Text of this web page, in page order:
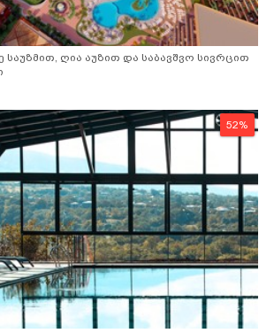
საუზმით, ღია აუზით და საბავშვო სივრცით
52%